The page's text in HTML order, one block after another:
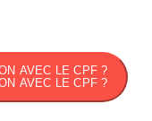
AVEC LE CPF ?
AVEC LE CPF ?